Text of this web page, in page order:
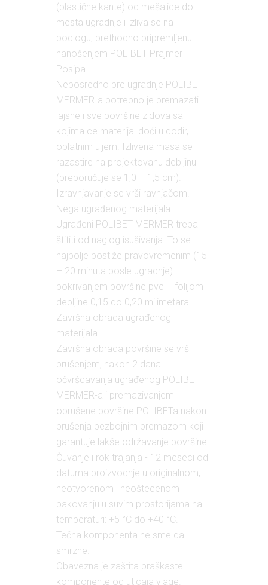
(plastične kante) od mešalice do
mesta ugradnje i izliva se na
podlogu, prethodno pripremljenu
nanošenjem POLIBET Prajmer
Posipa.
Neposredno pre ugradnje POLIBET
MERMER-a potrebno je premazati
lajsne i sve površine zidova sa
kojima ce materijal doći u dodir,
oplatnim uljem. Izlivena masa se
razastire na projektovanu debljinu
(preporučuje se 1,0 – 1,5 cm).
Izravnjavanje se vrši ravnjačom.
Nega ugrađenog materijala -
Ugrađeni POLIBET MERMER treba
štititi od naglog isušivanja. To se
najbolje postiže pravovremenim (15
– 20 minuta posle ugradnje)
pokrivanjem površine pvc – folijom
debljine 0,15 do 0,20 milimetara.
Završna obrada ugrađenog
materijala
Završna obrada površine se vrši
brušenjem, nakon 2 dana
očvršcavanja ugrađenog POLIBET
MERMER-a i premazivanjem
obrušene površine POLIBETa nakon
brušenja bezbojnim premazom koji
garantuje lakše održavanje površine.
Čuvanje i rok trajanja - 12 meseci od
datuma proizvodnje u originalnom,
neotvorenom i neoštecenom
pakovanju u suvim prostorijama na
temperaturi: +5 °C do +40 °C.
Tečna komponenta ne sme da
smrzne.
Obavezna je zaštita praškaste
komponente od uticaja vlage.